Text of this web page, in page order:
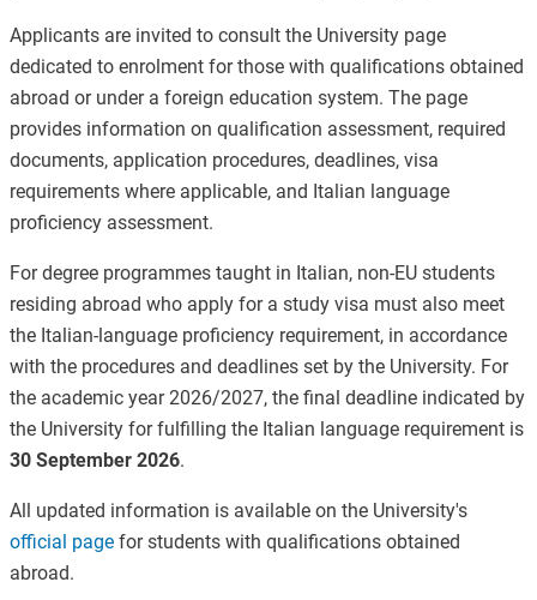
Applicants are invited to consult the University page
dedicated to enrolment for those with qualifications obtained
abroad or under a foreign education system. The page
provides information on qualification assessment, required
documents, application procedures, deadlines, visa
requirements where applicable, and Italian language
proficiency assessment.
For degree programmes taught in Italian, non-EU students
residing abroad who apply for a study visa must also meet
the Italian-language proficiency requirement, in accordance
with the procedures and deadlines set by the University. For
the academic year 2026/2027, the final deadline indicated by
the University for fulfilling the Italian language requirement is
30 September 2026.
All updated information is available on the University's
official pagefor students with qualifications obtained
abroad.